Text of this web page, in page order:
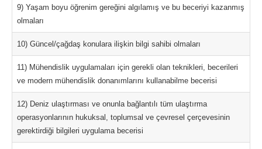
9) Yaşam boyu öğrenim gereğini algılamış ve bu beceriyi kazanmış
olmaları
10) Güncel/çağdaş konulara ilişkin bilgi sahibi olmaları
11) Mühendislik uygulamaları için gerekli olan teknikleri, becerileri
ve modern mühendislik donanımlarını kullanabilme becerisi
12) Deniz ulaştırması ve onunla bağlantılı tüm ulaştırma
operasyonlarının hukuksal, toplumsal ve çevresel çerçevesinin
gerektirdiği bilgileri uygulama becerisi